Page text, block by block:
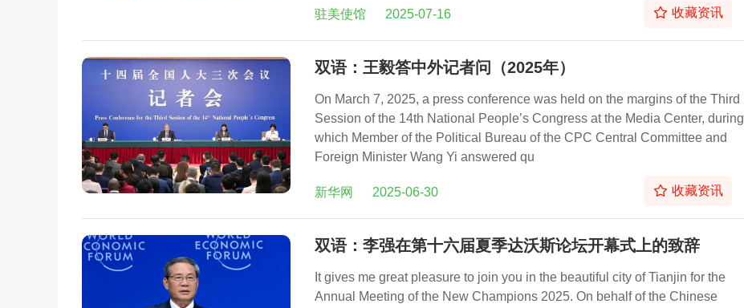
驻美使馆 2025-07-16 收藏资讯
双语：王毅答中外记者问（2025年）
On March 7, 2025, a press conference was held on the margins of the Third
Session of the 14th National People’s Congress at the Media Center, during
which Member of the Political Bureau of the CPC Central Committee and
Foreign Minister Wang Yi answered qu
新华网 2025-06-30 收藏资讯
双语：李强在第十六届夏季达沃斯论坛开幕式上的致辞
It gives me great pleasure to join you in the beautiful city of Tianjin for the
Annual Meeting of the New Champions 2025. On behalf of the Chinese